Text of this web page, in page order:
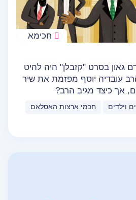
חכימא
גאון בסרט "קזבלן" היה להיט
עובדיה יוסף מפזמת את שיר
אך כיצד מגיב הרב?
וילדים חכמי ארצות האסלאם